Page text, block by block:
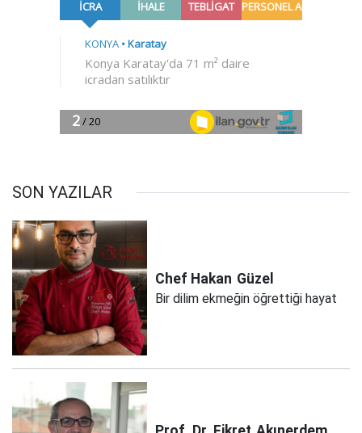
SON YAZILAR
Chef Hakan Güzel
Bir dilim ekmeğin öğrettiği hayat